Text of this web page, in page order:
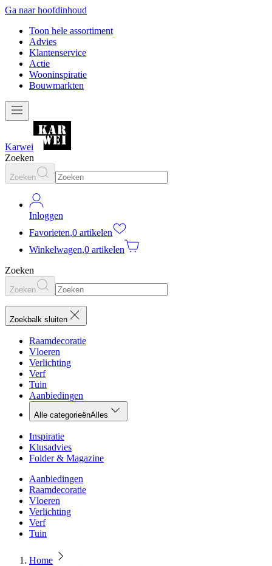
Ga naar hoofdinhoud
Toon hele assortiment
Advies
Klantenservice
Actie
Wooninspiratie
Bouwmarkten
Karwei
Zoeken
Zoeken
Inloggen
Favorieten,0 artikelen
Winkelwagen,0 artikelen
Zoeken
Zoeken
Zoekbalk sluiten
Raamdecoratie
Vloeren
Verlichting
Verf
Tuin
Aanbiedingen
Alle categorieënAlles
Inspiratie
Klusadvies
Folder & Magazine
Aanbiedingen
Raamdecoratie
Vloeren
Verlichting
Verf
Tuin
Home